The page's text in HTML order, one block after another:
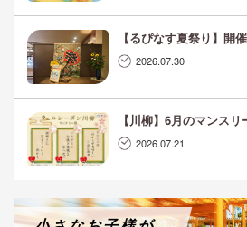
【るぴなす夏祭り】開
2026.07.30
【川柳】6月のマンスリ
2026.07.21